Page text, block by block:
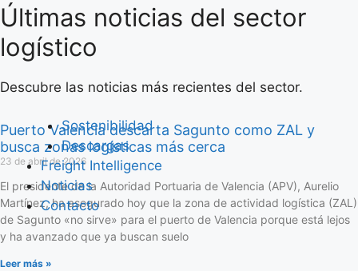
Saltar
al
contenido
Sostenibilidad
Descargas
Freight Intelligence
Noticias
Contacto
Últimas noticias del sector
logístico
Descubre las noticias más recientes del sector.
Puerto Valencia descarta Sagunto como ZAL y
busca zonas logísticas más cerca
23 de abril de 2026
El presidente de la Autoridad Portuaria de Valencia (APV), Aurelio
Martínez, ha asegurado hoy que la zona de actividad logística (ZAL)
de Sagunto «no sirve» para el puerto de Valencia porque está lejos
y ha avanzado que ya buscan suelo
Leer más »